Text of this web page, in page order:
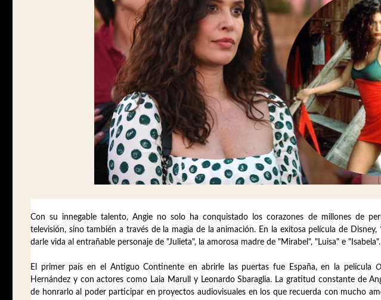
Con su innegable talento, Angie no solo ha conquistado los corazones de millones de
televisión, sino también a través de la magia de la animación. En la exitosa película de Disney,
darle vida al entrañable personaje de "Julieta", la amorosa madre de "Mirabel", "Luisa" e "Isabela".
El primer país en el Antiguo Continente en abrirle las puertas fue España, en la película
Hernández y con actores como Laia Marull y Leonardo Sbaraglia. La gratitud constante de
de honrarlo al poder participar en proyectos audiovisuales en los que recuerda con mucho